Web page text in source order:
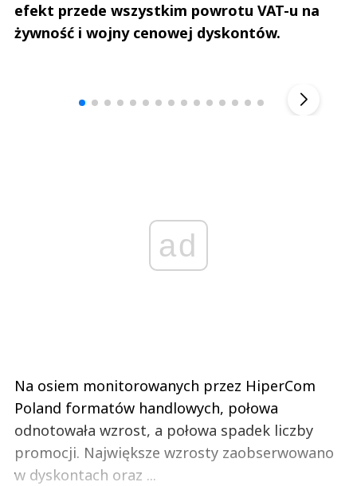
efekt przede wszystkim powrotu VAT-u na
żywność i wojny cenowej dyskontów.
ad
Na osiem monitorowanych przez HiperCom
Poland formatów handlowych, połowa
odnotowała wzrost, a połowa spadek liczby
promocji. Największe wzrosty zaobserwowano
w dyskontach oraz ...